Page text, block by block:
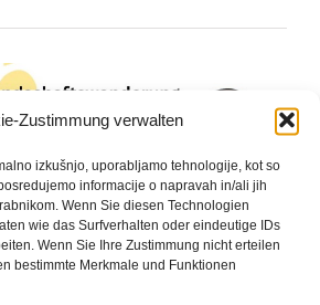
Zustimmung verwalten
izkušnjo, uporabljamo tehnologije, kot so
informacije o napravah in/ali jih
Wenn Sie diesen Technologien
wie das Surfverhalten oder eindeutige IDs
Wenn Sie Ihre Zustimmung nicht erteilen
bestimmte Merkmale und Funktionen
um 13:30